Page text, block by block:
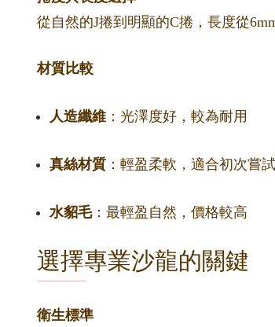
從自然的J捲到明顯的C捲，長度從
材質比較
人造纖維 ：光澤度好，較為耐用
真絲材質 ：輕盈柔軟，適合初次嘗
水貂毛：最輕盈自然，價格較高
選擇專業沙龍的關鍵
衛生標準